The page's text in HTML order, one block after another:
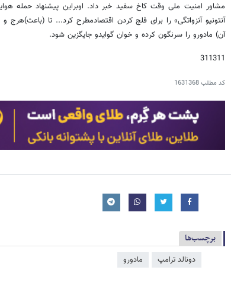
مشاور امنیت ملی وقت کاخ سفید خبر داد. اوبراین پیشنهاد حمله
آنتونیو آنزواتگی» را برای فلج کردن اقتصادمطرح کرد... تا
آن) مادورو را سرنگون کرده و خوان گوایدو جایگزین شود.
311311
کد مطلب1631368
برچسب‌ها
دونالد ترامپ مادورو